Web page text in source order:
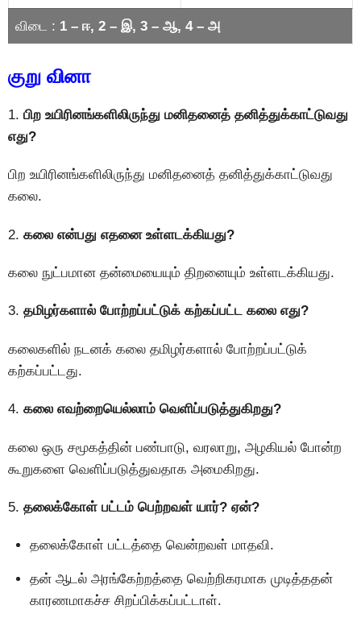
விடை : 1 – ஈ, 2 – இ, 3 – ஆ, 4 – அ
குறு வினா
1. பிற உயிரினங்களிலிருந்து மனிதனைத் தனித்துக்காட்டுவது
எது?
பிற உயிரினங்களிலிருந்து மனிதனைத் தனித்துக்காட்டுவது
கலை.
2. கலை என்பது எதனை உள்ளடக்கியது?
கலை நுட்பமான தன்மையையும் திறனையும் உள்ளடக்கியது.
3. தமிழர்களால் போற்றப்பட்டுக் கற்கப்பட்ட கலை எது?
கலைகளில் நடனக் கலை தமிழர்களால் போற்றப்பட்டுக்
கற்கப்பட்டது.
4. கலை எவற்றையெல்லாம் வெளிப்படுத்துகிறது?
கலை ஒரு சமூகத்தின் பண்பாடு, வரலாறு, அழகியல் போன்ற
கூறுகளை வெளிப்படுத்துவதாக அமைகிறது.
5. தலைக்கோள் பட்டம் பெற்றவள் யார்? ஏன்?
தலைக்கோள் பட்டத்தை வென்றவள் மாதவி.
தன் ஆடல் அரங்கேற்றத்தை வெற்றிகரமாக முடித்ததன்
காரணமாகச்ச சிறப்பிக்கப்பட்டாள்.